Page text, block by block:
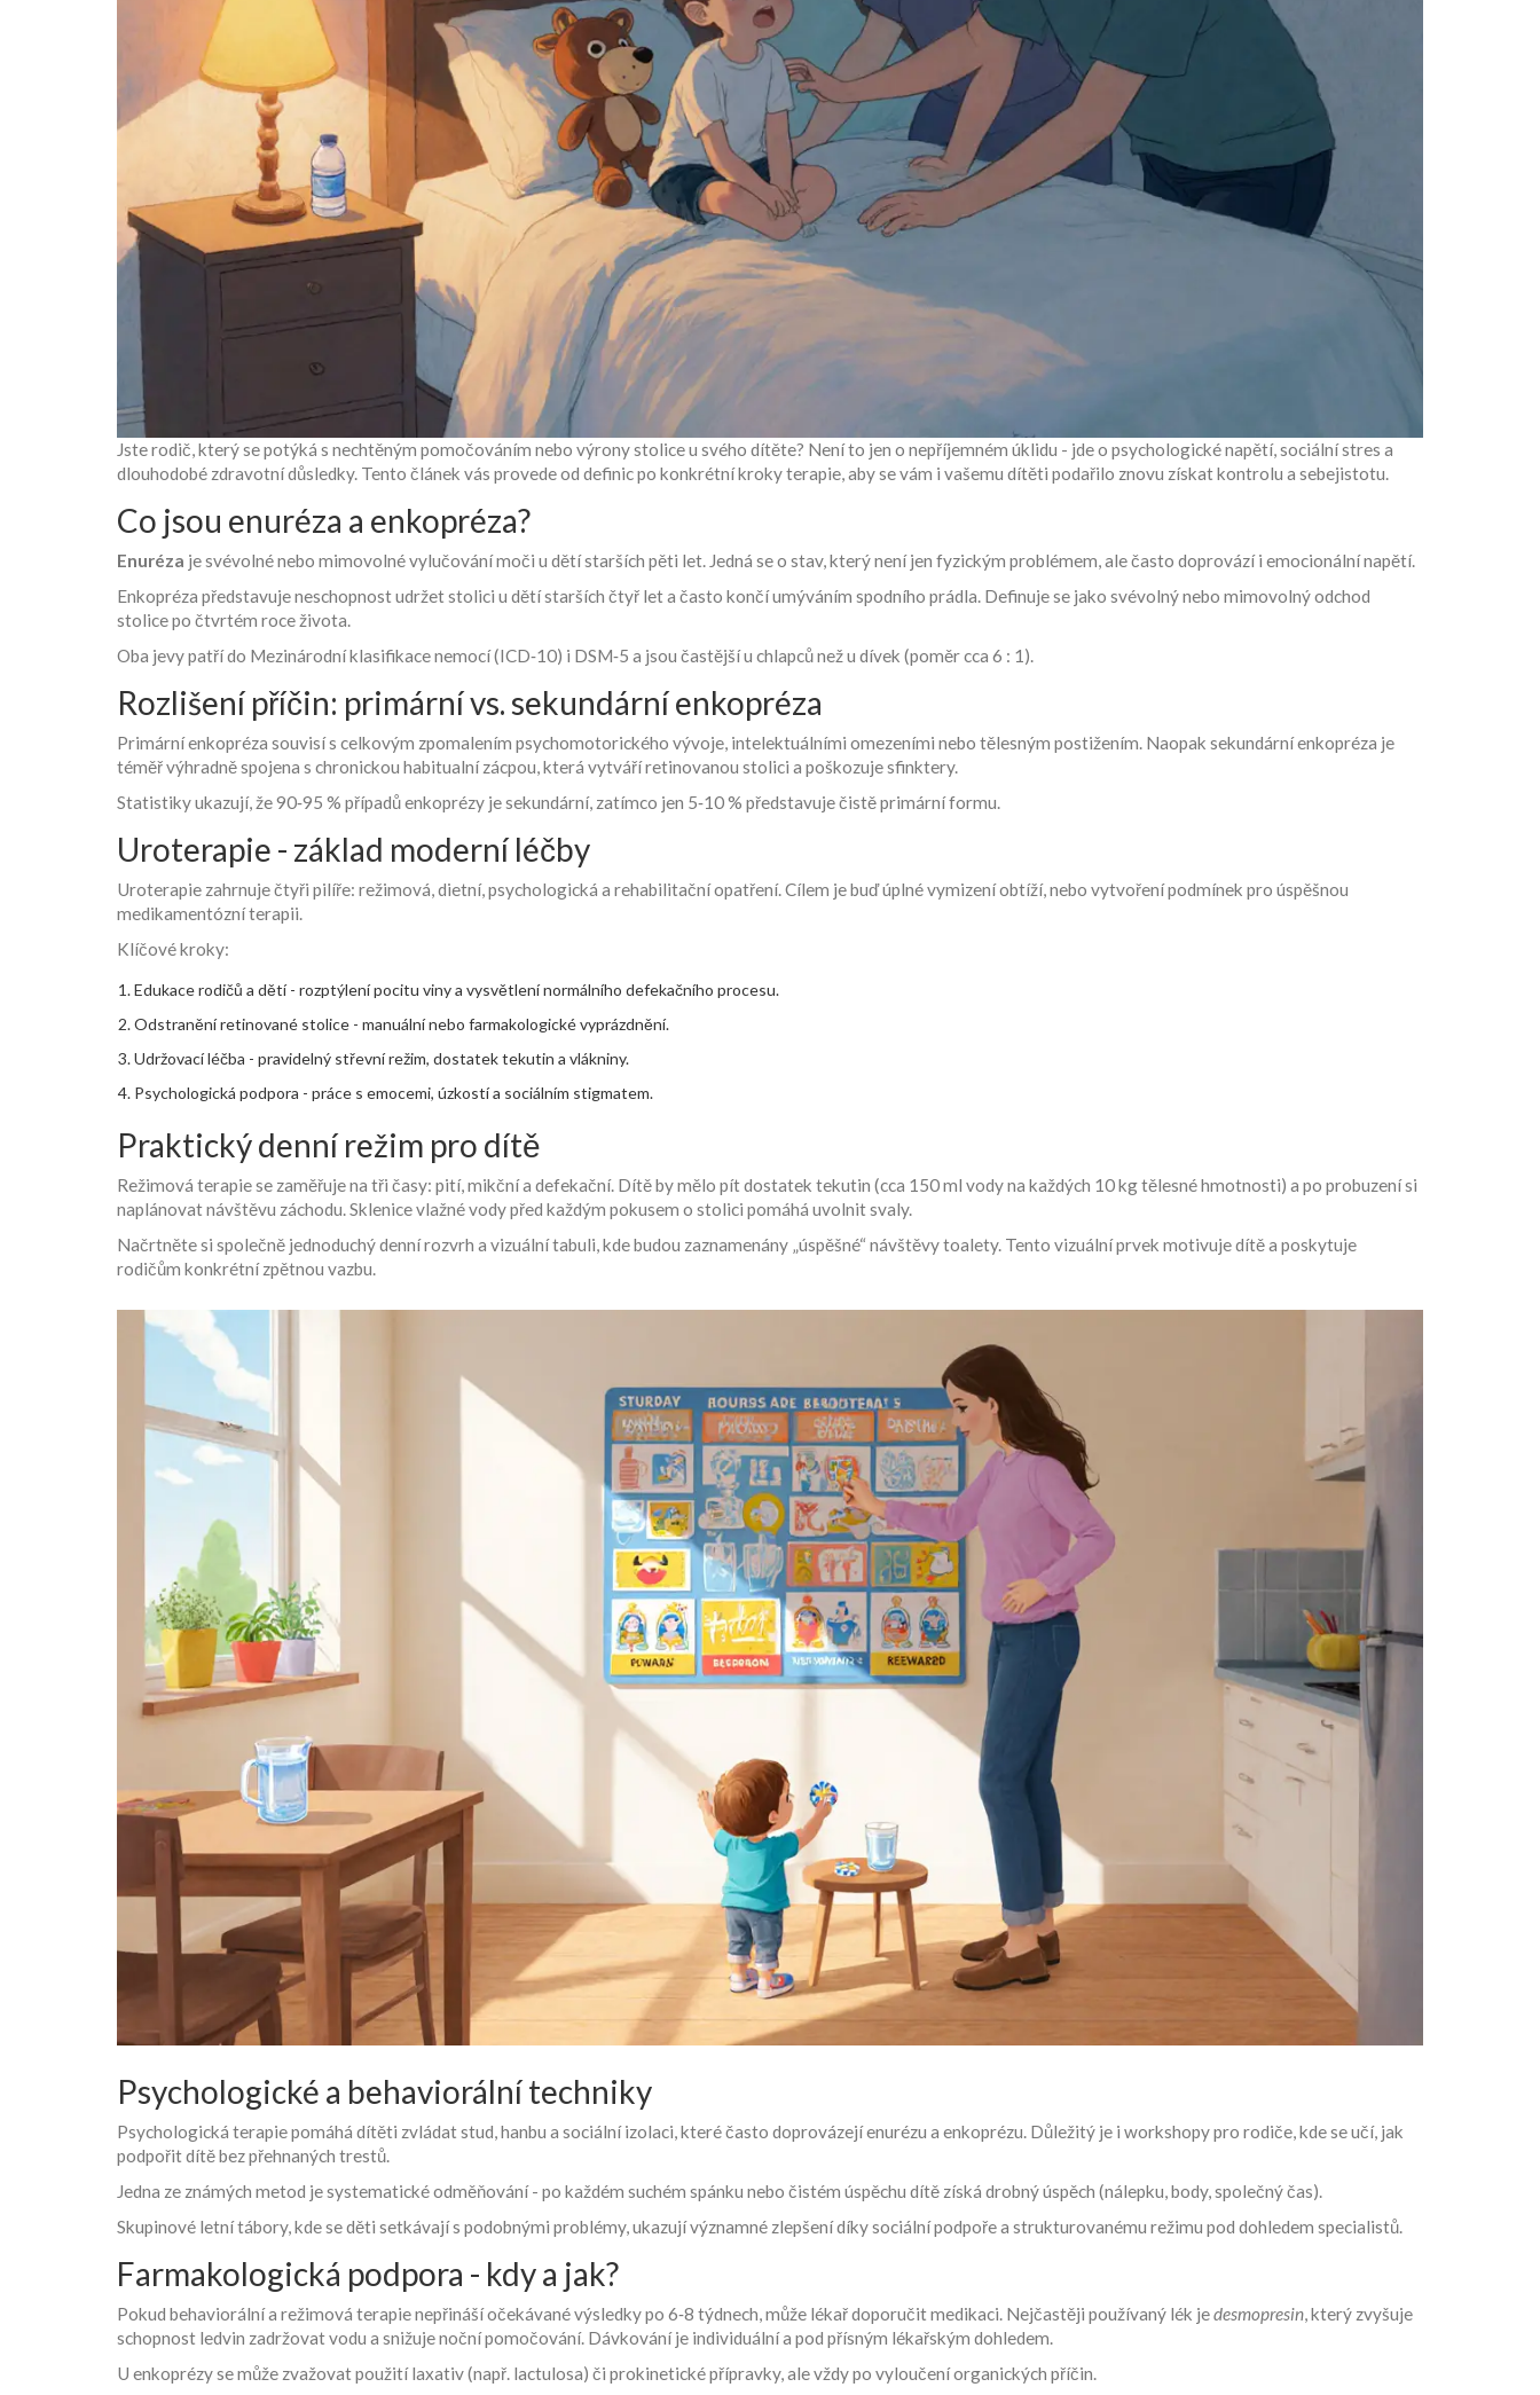
Jste rodič, který se potýká s nechtěným pomočováním nebo výrony stolice u svého dítěte? Není to jen o nepříjemném úklidu - jde o psychologické napětí, sociální stres a
dlouhodobé zdravotní důsledky. Tento článek vás provede od definic po konkrétní kroky terapie, aby se vám i vašemu dítěti podařilo znovu získat kontrolu a sebejistotu.
Co jsou enuréza a enkopréza?
Enuréza je svévolné nebo mimovolné vylučování moči u dětí starších pěti let. Jedná se o stav, který není jen fyzickým problémem, ale často doprovází i emocionální napětí.
Enkopréza představuje neschopnost udržet stolici u dětí starších čtyř let a často končí umýváním spodního prádla. Definuje se jako svévolný nebo mimovolný odchod
stolice po čtvrtém roce života.
Oba jevy patří do Mezinárodní klasifikace nemocí (ICD‑10) i DSM‑5 a jsou častější u chlapců než u dívek (poměr cca 6 : 1).
Rozlišení příčin: primární vs. sekundární enkopréza
Primární enkopréza souvisí s celkovým zpomalením psychomotorického vývoje, intelektuálními omezeními nebo tělesným postižením. Naopak sekundární enkopréza je
téměř výhradně spojena s chronickou habitualní zácpou, která vytváří retinovanou stolici a poškozuje sfinktery.
Statistiky ukazují, že 90‑95 % případů enkoprézy je sekundární, zatímco jen 5‑10 % představuje čistě primární formu.
Uroterapie - základ moderní léčby
Uroterapie zahrnuje čtyři pilíře: režimová, dietní, psychologická a rehabilitační opatření. Cílem je buď úplné vymizení obtíží, nebo vytvoření podmínek pro úspěšnou
medikamentózní terapii.
Klíčové kroky:
Edukace rodičů a dětí - rozptýlení pocitu viny a vysvětlení normálního defekačního procesu.
Odstranění retinované stolice - manuální nebo farmakologické vyprázdnění.
Udržovací léčba - pravidelný střevní režim, dostatek tekutin a vlákniny.
Psychologická podpora - práce s emocemi, úzkostí a sociálním stigmatem.
Praktický denní režim pro dítě
Režimová terapie se zaměřuje na tři časy: pití, mikční a defekační. Dítě by mělo pít dostatek tekutin (cca 150 ml vody na každých 10 kg tělesné hmotnosti) a po probuzení si
naplánovat návštěvu záchodu. Sklenice vlažné vody před každým pokusem o stolici pomáhá uvolnit svaly.
Načrtněte si společně jednoduchý denní rozvrh a vizuální tabuli, kde budou zaznamenány „úspěšné“ návštěvy toalety. Tento vizuální prvek motivuje dítě a poskytuje
rodičům konkrétní zpětnou vazbu.
Psychologické a behaviorální techniky
Psychologická terapiepomáhá dítěti zvládat stud, hanbu a sociální izolaci, které často doprovázejí enurézu a enkoprézu. Důležitý je i workshopy pro rodiče, kde se učí, jak
podpořit dítě bez přehnaných trestů.
Jedna ze známých metod je systematické odměňování - po každém suchém spánku nebo čistém úspěchu dítě získá drobný úspěch (nálepku, body, společný čas).
Skupinové letní tábory, kde se děti setkávají s podobnými problémy, ukazují významné zlepšení díky sociální podpoře a strukturovanému režimu pod dohledem specialistů.
Farmakologická podpora - kdy a jak?
Pokud behaviorální a režimová terapie nepřináší očekávané výsledky po 6‑8 týdnech, může lékař doporučit medikaci. Nejčastěji používaný lék jedesmopresin , který zvyšuje
schopnost ledvin zadržovat vodu a snižuje noční pomočování. Dávkování je individuální a pod přísným lékařským dohledem.
U enkoprézy se může zvažovat použití laxativ (např. lactulosa) či prokinetické přípravky, ale vždy po vyloučení organických příčin.